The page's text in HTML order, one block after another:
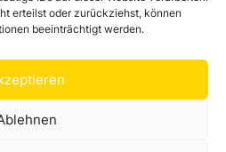
erteilst oder zurückziehst, können
beeinträchtigt werden.